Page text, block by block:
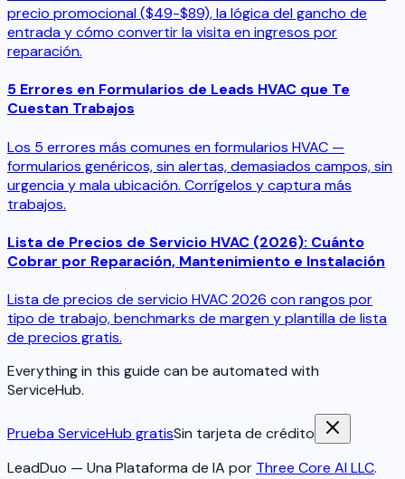
precio promocional ($49-$89), la lógica del gancho de
entrada y cómo convertir la visita en ingresos por
reparación.
5 Errores en Formularios de Leads HVAC que Te
Cuestan Trabajos
Los 5 errores más comunes en formularios HVAC —
formularios genéricos, sin alertas, demasiados campos, sin
urgencia y mala ubicación. Corrígelos y captura más
trabajos.
Lista de Precios de Servicio HVAC (2026): Cuánto
Cobrar por Reparación, Mantenimiento e Instalación
Lista de precios de servicio HVAC 2026 con rangos por
tipo de trabajo, benchmarks de margen y plantilla de lista
de precios gratis.
Everything in this guide can be automated with
ServiceHub.
Prueba ServiceHub gratisSin tarjeta de crédito
LeadDuo — Una Plataforma de IA por Three Core AI LLC.